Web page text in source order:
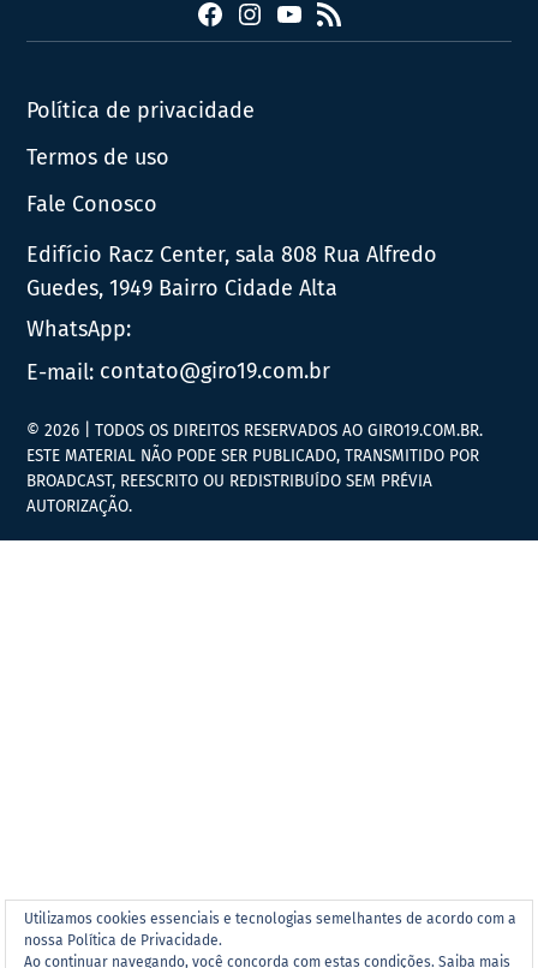
FacebookInstagram
YouTube
RSS
Política de privacidade
Termos de uso
Fale Conosco
Edifício Racz Center, sala 808 Rua Alfredo
Guedes, 1949 Bairro Cidade Alta
WhatsApp:
E-mail: contato@giro19.com.br
Utilizamos cookies essenciais e tecnologias semelhantes de acordo com a
nossa Política de Privacidade.
Ao continuar navegando, você concorda com estas condições.Saiba mais
© 2026 | TODOS OS DIREITOS RESERVADOS AO GIRO19.COM.BR.
ESTE MATERIAL NÃO PODE SER PUBLICADO, TRANSMITIDO POR
BROADCAST, REESCRITO OU REDISTRIBUÍDO SEM PRÉVIA
AUTORIZAÇÃO.